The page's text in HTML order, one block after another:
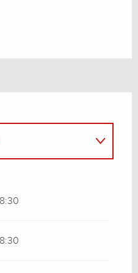
au30 novembre